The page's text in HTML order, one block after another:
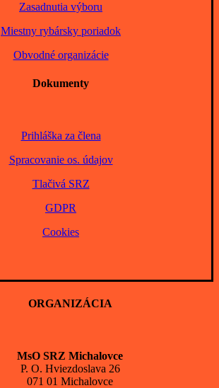
Zasadnutia výboru
Miestny rybársky poriadok
Obvodné organizácie
Dokumenty
Prihláška za člena
Spracovanie os. údajov
Tlačivá SRZ
GDPR
Cookies
ORGANIZÁCIA
MsO SRZ Michalovce
P. O. Hviezdoslava 26
071 01 Michalovce